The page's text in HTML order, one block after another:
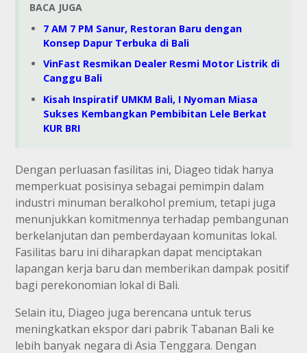
BACA JUGA
7 AM 7 PM Sanur, Restoran Baru dengan
Konsep Dapur Terbuka di Bali
VinFast Resmikan Dealer Resmi Motor Listrik di
Canggu Bali
Kisah Inspiratif UMKM Bali, I Nyoman Miasa
Sukses Kembangkan Pembibitan Lele Berkat
KUR BRI
Dengan perluasan fasilitas ini, Diageo tidak hanya
memperkuat posisinya sebagai pemimpin dalam
industri minuman beralkohol premium, tetapi juga
menunjukkan komitmennya terhadap pembangunan
berkelanjutan dan pemberdayaan komunitas lokal.
Fasilitas baru ini diharapkan dapat menciptakan
lapangan kerja baru dan memberikan dampak positif
bagi perekonomian lokal di Bali.
Selain itu, Diageo juga berencana untuk terus
meningkatkan ekspor dari pabrik Tabanan Bali ke
lebih banyak negara di Asia Tenggara. Dengan